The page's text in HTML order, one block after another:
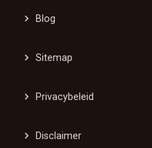
Blog
Sitemap
Privacybeleid
Disclaimer